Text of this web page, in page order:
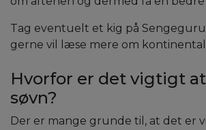
Tag eventuelt et kig på
gerne vil læse mere om
Hvorfor er det vigtigt
søvn?
Der er mange grunde til, at det er